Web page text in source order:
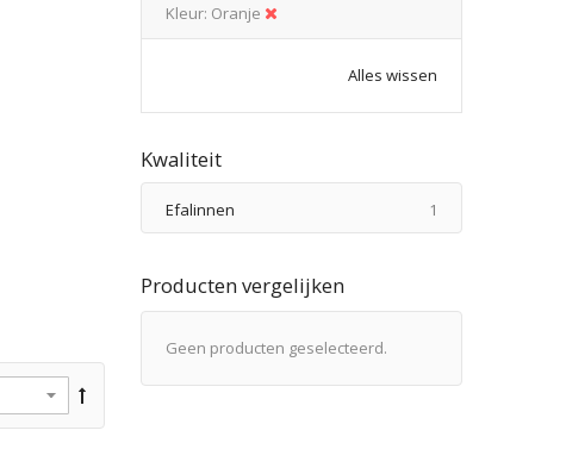
Kleur Oranje
Alles wissen
Kwaliteit
Efalinnen 1
Producten vergelijken
Geen producten geselecteerd.